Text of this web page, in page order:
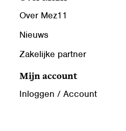
Over Mez11
Nieuws
Zakelijke partner
Mijn account
Inloggen / Account